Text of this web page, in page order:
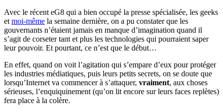
Avec le récent eG8 qui a bien occupé la presse spécialisée, les geeks
et moi-même la semaine dernière, on a pu constater que les
gouvernants n’étaient jamais en manque d’imagination quand il
s’agit de corseter tant et plus les technologies qui pourraient saper
leur pouvoir. Et pourtant, ce n’est que le début…
En effet, quand on voit l’agitation qui s’empare d’eux pour protéger
les industries médiatiques, puis leurs petits secrets, on se doute que
lorsqu’Internet va commencer à s’attaquer, vraiment, aux choses
sérieuses, l’enquiquinement (qu’on lit encore sur leurs faces replètes)
fera place à la colère.